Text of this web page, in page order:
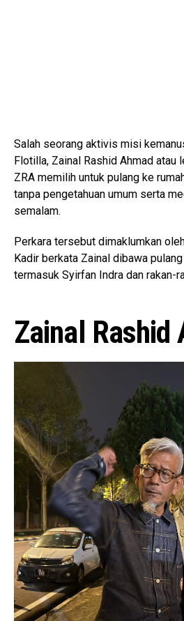
Salah seorang aktivis misi
Flotilla, Zainal Rashid Ahmad atau
ZRA memilih untuk pulang ke
tanpa pengetahuan umum serta
semalam.
Perkara tersebut dimaklumkan
Kadir berkata Zainal dibawa
termasuk Syirfan Indra dan rakan-
Zainal Rashid